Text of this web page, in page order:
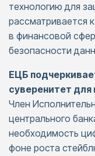
технологию для
рассматривается
в финансовой
безопасности
ЕЦБ
суверенитет
Член
центрального
необходимость
фоне роста